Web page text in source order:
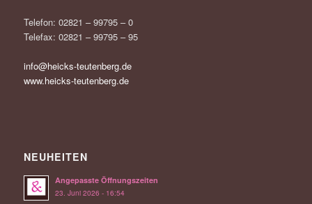
Telefon: 02821 – 99795 – 0
Telefax: 02821 – 99795 – 95
info@heicks-teutenberg.de
www.heicks-teutenberg.de
NEUHEITEN
Angepasste Öffnungszeiten
23. Juni 2026 - 16:54